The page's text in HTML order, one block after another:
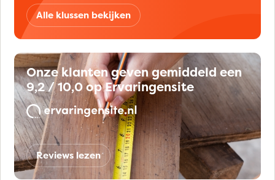
Alle klussen bekijken
Onze klanten geven gemiddeld een
9,2 / 10,0 op Ervaringensite
Reviews lezen